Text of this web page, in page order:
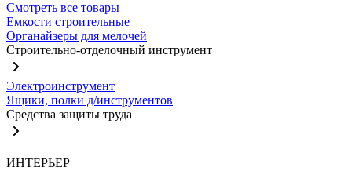
Смотреть все товары
Емкости строительные
Органайзеры для мелочей
Строительно-отделочный инструмент
Электроинструмент
Ящики, полки д/инструментов
Средства защиты труда
ИНТЕРЬЕР